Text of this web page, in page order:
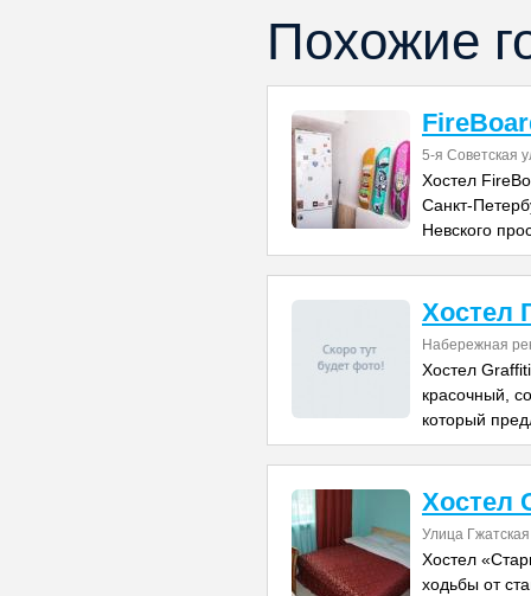
Похожие
5-я Советская
Хостел
Санкт-
Невского
Хостел
Набережная
Хостел
красочный,
который
Хостел
Улица
Хостел
ходьбы от